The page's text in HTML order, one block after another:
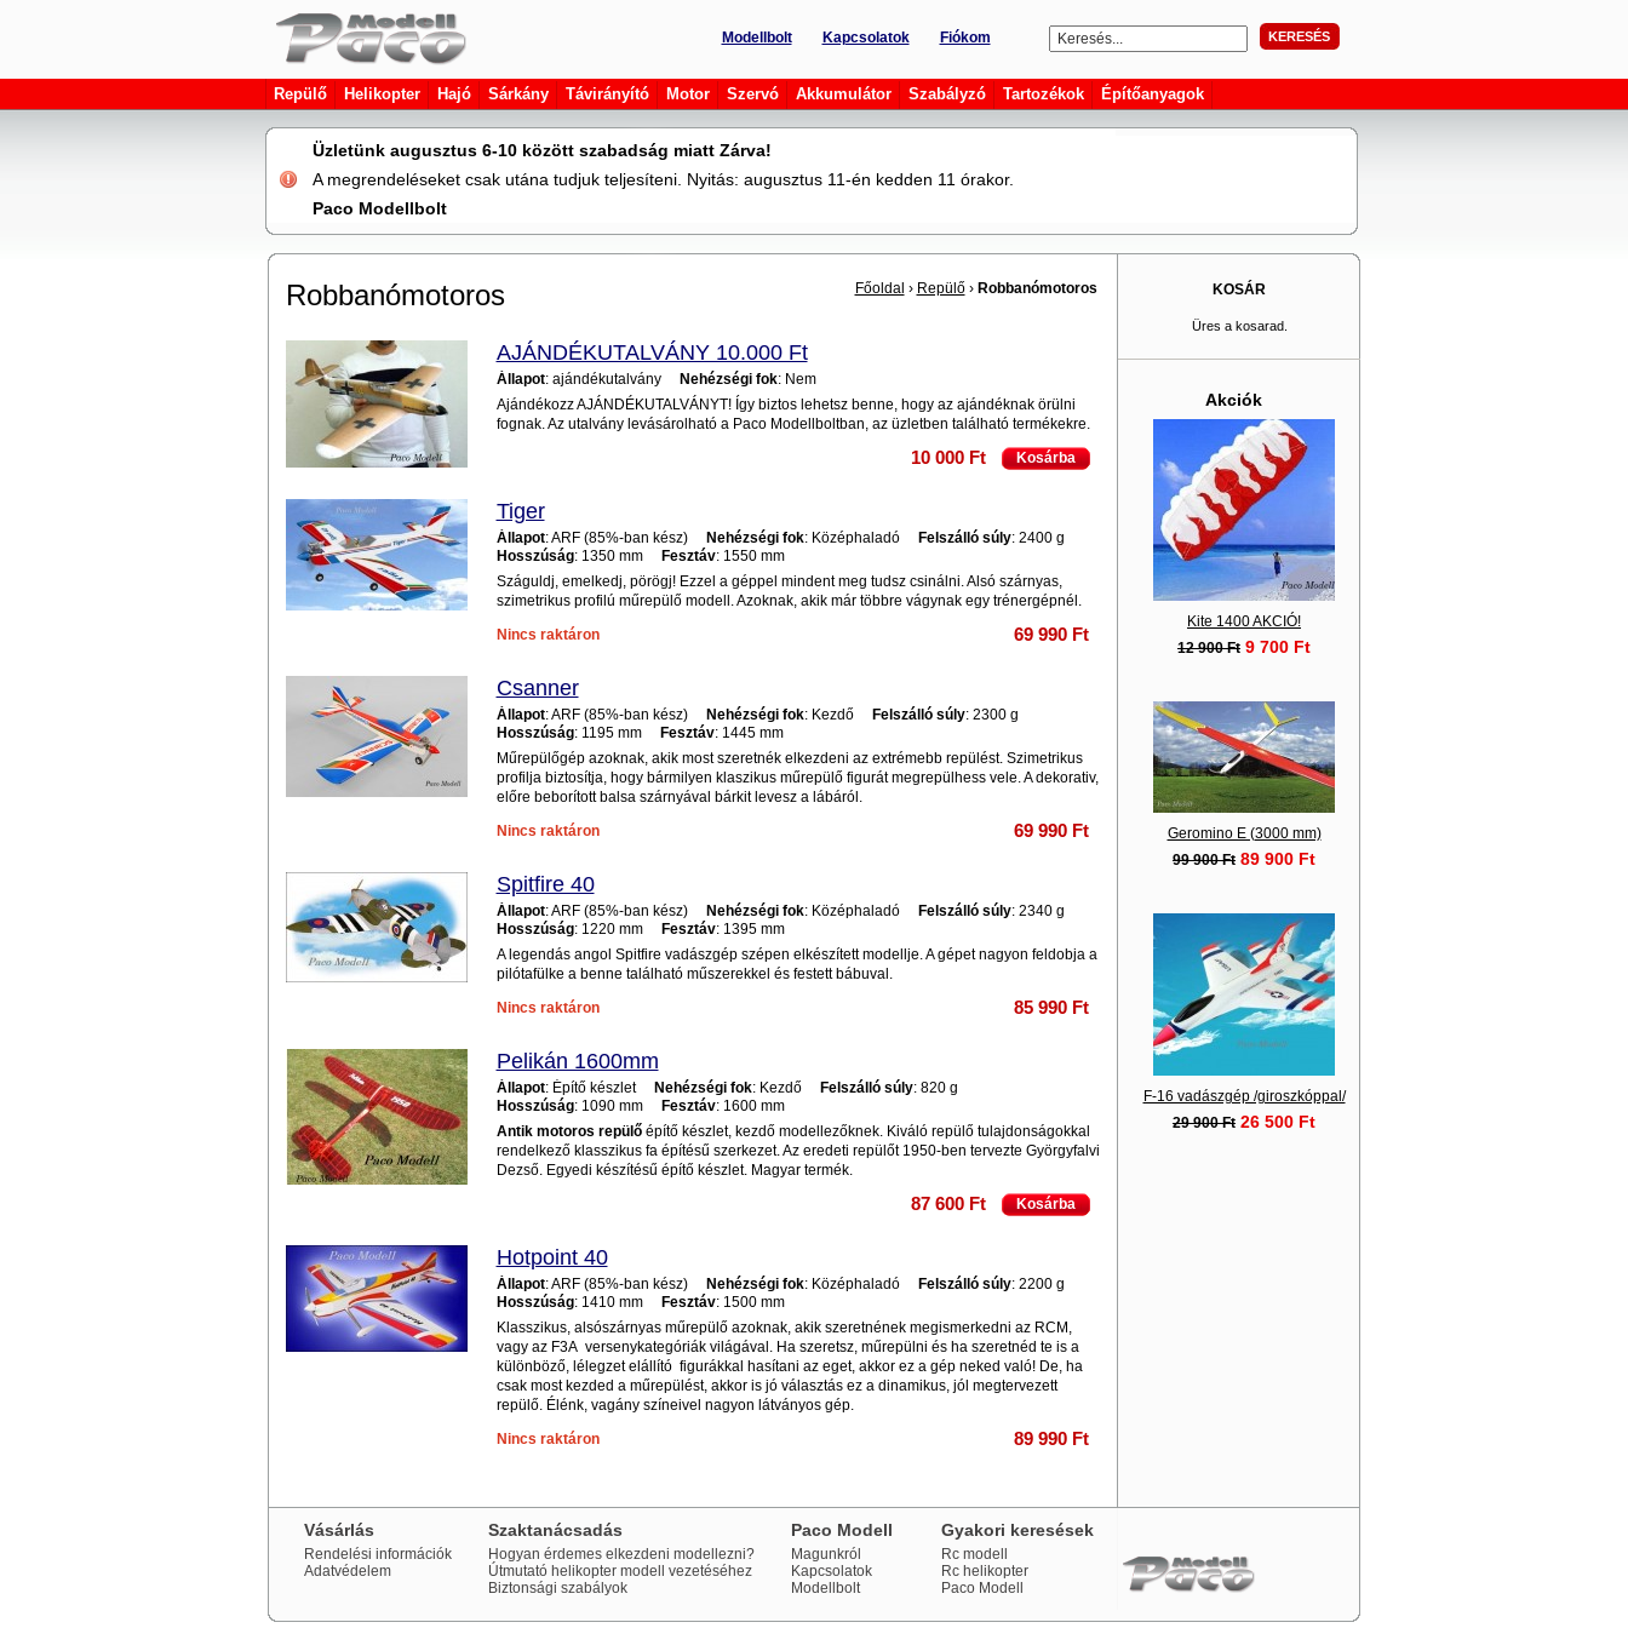
Modellbolt Kapcsolatok Fiókom KERESÉS
Repülő Helikopter Hajó Sárkány Távirányító Motor Szervó Akkumulátor Szabályzó Tartozékok Építőanyagok
Üzletünk augusztus 6-10 között szabadság miatt Zárva!
A megrendeléseket csak utána tudjuk teljesíteni. Nyitás: augusztus 11-én kedden 11 órakor.
Paco Modellbolt
Főoldal › Repülő › Robbanómotoros
Robbanómotoros
AJÁNDÉKUTALVÁNY 10.000 Ft
Állapot: ajándékutalvány Nehézségi fok: Nem
Ajándékozz AJÁNDÉKUTALVÁNYT! Így biztos lehetsz benne, hogy az ajándéknak örülni
fognak. Az utalvány levásárolható a Paco Modellboltban, az üzletben található termékekre.
Kosárba
10 000 Ft
Tiger
Állapot: ARF (85%-ban kész) Nehézségi fok: Középhaladó Felszálló súly: 2400 g
Hosszúság: 1350 mm Fesztáv: 1550 mm
Száguldj, emelkedj, pörögj! Ezzel a géppel mindent meg tudsz csinálni. Alsó szárnyas,
szimetrikus profilú műrepülő modell. Azoknak, akik már többre vágynak egy trénergépnél.
Nincs raktáron
69 990 Ft
Csanner
Állapot: ARF (85%-ban kész) Nehézségi fok: Kezdő Felszálló súly: 2300 g
Hosszúság: 1195 mm Fesztáv: 1445 mm
Műrepülőgép azoknak, akik most szeretnék elkezdeni az extrémebb repülést. Szimetrikus
profilja biztosítja, hogy bármilyen klaszikus műrepülő figurát megrepülhess vele. A dekorativ,
előre beborított balsa szárnyával bárkit levesz a lábáról.
Nincs raktáron
69 990 Ft
Spitfire 40
Állapot: ARF (85%-ban kész) Nehézségi fok: Középhaladó Felszálló súly: 2340 g
Hosszúság: 1220 mm Fesztáv: 1395 mm
A legendás angol Spitfire vadászgép szépen elkészített modellje. A gépet nagyon feldobja a
pilótafülke a benne található műszerekkel és festett bábuval.
Nincs raktáron
85 990 Ft
Pelikán 1600mm
Állapot: Építő készlet Nehézségi fok: Kezdő Felszálló súly: 820 g
Hosszúság: 1090 mm Fesztáv: 1600 mm
Antik motoros repülő építő készlet, kezdő modellezőknek. Kiváló repülő tulajdonságokkal
rendelkező klasszikus fa építésű szerkezet. Az eredeti repülőt 1950-ben tervezte Györgyfalvi
Dezső. Egyedi készítésű építő készlet. Magyar termék.
Kosárba
87 600 Ft
Hotpoint 40
Állapot: ARF (85%-ban kész) Nehézségi fok: Középhaladó Felszálló súly: 2200 g
Hosszúság: 1410 mm Fesztáv: 1500 mm
Klasszikus, alsószárnyas műrepülő azoknak, akik szeretnének megismerkedni az RCM,
vagy az F3A versenykategóriák világával. Ha szeretsz, műrepülni és ha szeretnéd te is a
különböző, lélegzet elállító figurákkal hasítani az eget, akkor ez a gép neked való! De, ha
csak most kezded a műrepülést, akkor is jó választás ez a dinamikus, jól megtervezett
repülő. Élénk, vagány színeivel nagyon látványos gép.
Nincs raktáron
89 990 Ft
KOSÁR
Üres a kosarad.
Akciók
Kite 1400 AKCIÓ!
12 900 Ft 9 700 Ft
Geromino E (3000 mm)
99 900 Ft 89 900 Ft
F-16 vadászgép /giroszkóppal/
29 900 Ft 26 500 Ft
Vásárlás
Rendelési információk
Adatvédelem
Szaktanácsadás
Hogyan érdemes elkezdeni modellezni?
Útmutató helikopter modell vezetéséhez
Biztonsági szabályok
Paco Modell
Magunkról
Kapcsolatok
Modellbolt
Gyakori keresések
Rc modell
Rc helikopter
Paco Modell